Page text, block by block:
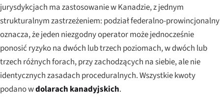
jurysdykcjach ma zastosowanie w Kanadzie, z jednym
strukturalnym zastrzeżeniem: podział federalno-prowincjonalny
oznacza, że jeden niezgodny operator może jednocześnie
ponosić ryzyko na dwóch lub trzech poziomach, w dwóch lub
trzech różnych forach, przy zachodzących na siebie, ale nie
identycznych zasadach proceduralnych. Wszystkie kwoty
podano wdolarach kanadyjskich.